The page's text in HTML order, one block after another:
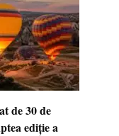
de 30 de
ediție a